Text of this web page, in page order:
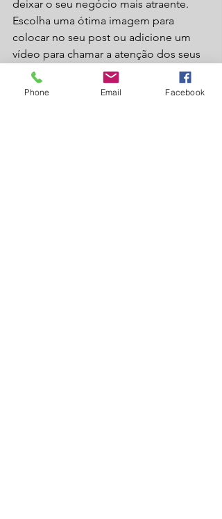
deixar o seu negócio mais atraente.
Escolha uma ótima imagem para
colocar no seu post ou adicione um
vídeo para chamar a atenção dos seus
visitantes. Está pronto para começar?
Crie um novo post agora.
Phone Email Facebook